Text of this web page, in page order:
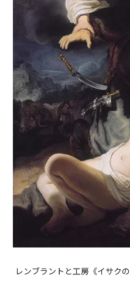
レンブラントと工房《イサク